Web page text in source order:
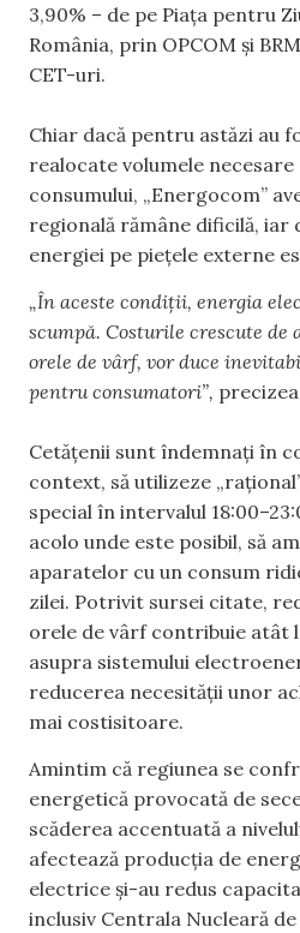
3,90% – de pe Piața pentru
România, prin OPCOM și
CET-uri.
Chiar dacă pentru astăzi au
realocate volumele
consumului, „Energocom”
regională rămâne dificilă, iar
energiei pe piețele externe
„În aceste condiții, energia
scumpă. Costurile crescute
orele de vârf, vor duce
pentru consumatori”,
Cetățenii sunt îndemnați în
context, să utilizeze
special în intervalul
acolo unde este posibil, să
aparatelor cu un consum
zilei. Potrivit sursei citate,
orele de vârf contribuie atât
asupra sistemului
reducerea necesității unor
mai costisitoare.
Amintim că regiunea se
energetică provocată de
scăderea accentuată a
afectează producția de
electrice și-au redus
inclusiv Centrala Nucleară